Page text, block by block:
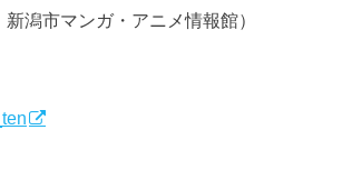
潟市マンガ・アニメ情報館）